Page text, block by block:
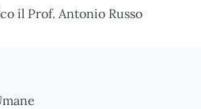
il Prof. Antonio Russo